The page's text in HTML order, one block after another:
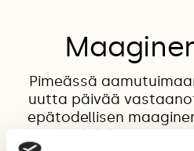
Pimeässä
uutta päivää
epätodellisen
yhdeksi elämäni